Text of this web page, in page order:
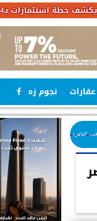
خلال 2026
عقارات نجوم زمان
القاهرة